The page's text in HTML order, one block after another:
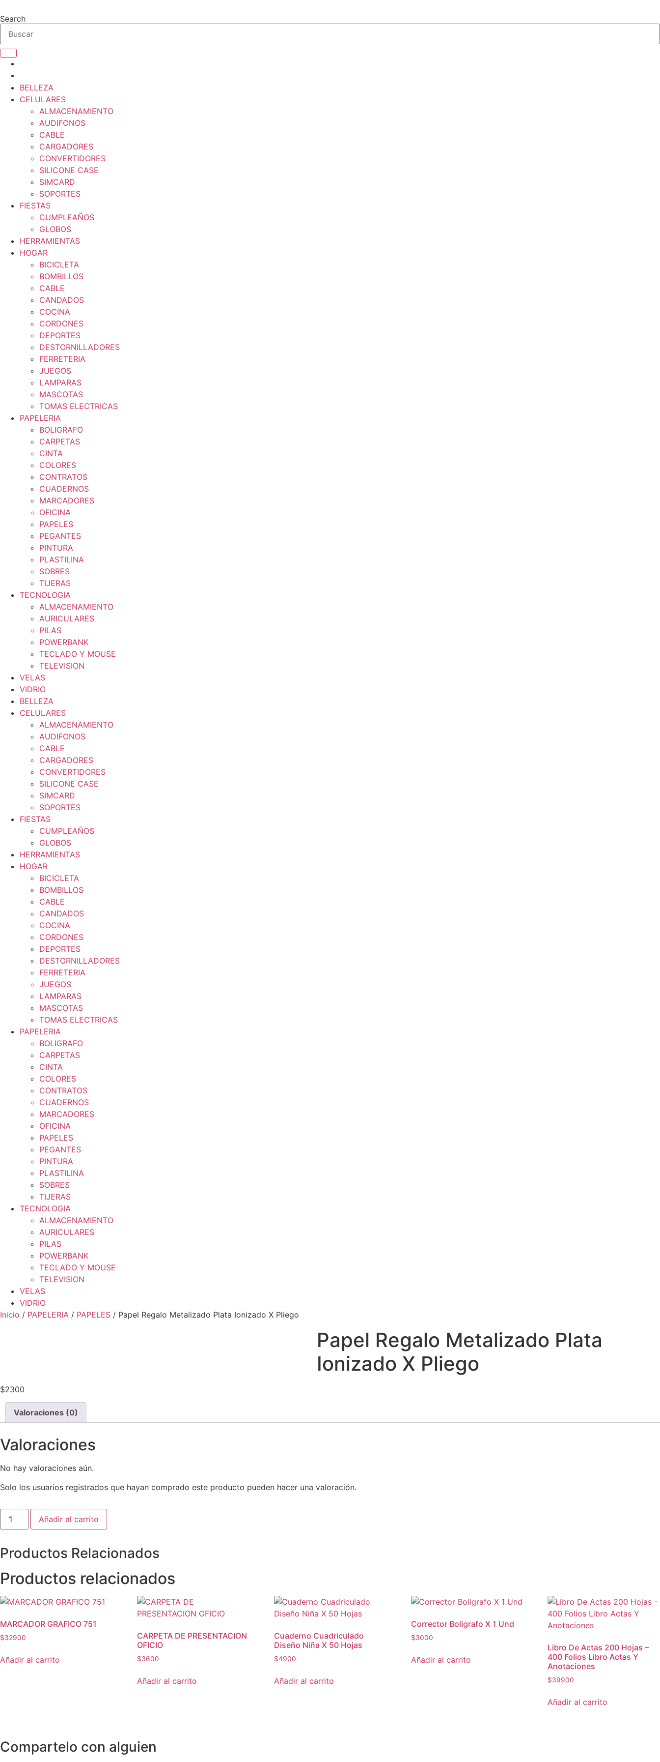
al
contenido
Search
BELLEZA
CELULARES
ALMACENAMIENTO
AUDIFONOS
CABLE
CARGADORES
CONVERTIDORES
SILICONE CASE
SIMCARD
SOPORTES
FIESTAS
CUMPLEAÑOS
GLOBOS
HERRAMIENTAS
HOGAR
BICICLETA
BOMBILLOS
CABLE
CANDADOS
COCINA
CORDONES
DEPORTES
DESTORNILLADORES
FERRETERIA
JUEGOS
LAMPARAS
MASCOTAS
TOMAS ELECTRICAS
PAPELERIA
BOLIGRAFO
CARPETAS
CINTA
COLORES
CONTRATOS
CUADERNOS
MARCADORES
OFICINA
PAPELES
PEGANTES
PINTURA
PLASTILINA
SOBRES
TIJERAS
TECNOLOGIA
ALMACENAMIENTO
AURICULARES
PILAS
POWERBANK
TECLADO Y MOUSE
TELEVISION
VELAS
VIDRIO
BELLEZA
CELULARES
ALMACENAMIENTO
AUDIFONOS
CABLE
CARGADORES
CONVERTIDORES
SILICONE CASE
SIMCARD
SOPORTES
FIESTAS
CUMPLEAÑOS
GLOBOS
HERRAMIENTAS
HOGAR
BICICLETA
BOMBILLOS
CABLE
CANDADOS
COCINA
CORDONES
DEPORTES
DESTORNILLADORES
FERRETERIA
JUEGOS
LAMPARAS
MASCOTAS
TOMAS ELECTRICAS
PAPELERIA
BOLIGRAFO
CARPETAS
CINTA
COLORES
CONTRATOS
CUADERNOS
MARCADORES
OFICINA
PAPELES
PEGANTES
PINTURA
PLASTILINA
SOBRES
TIJERAS
TECNOLOGIA
ALMACENAMIENTO
AURICULARES
PILAS
POWERBANK
TECLADO Y MOUSE
TELEVISION
VELAS
VIDRIO
Inicio / PAPELERIA / PAPELES / Papel Regalo Metalizado Plata Ionizado X Pliego
Papel Regalo Metalizado Plata
Ionizado X Pliego
$2300
Valoraciones (0)
Valoraciones
No hay valoraciones aún.
Solo los usuarios registrados que hayan comprado este producto pueden hacer una valoración.
Papel
Regalo
Metalizado
X
Pliego
Añadir al carrito
Productos Relacionados
Productos relacionados
MARCADOR GRAFICO 751
$32900
Añadir al carrito
CARPETA DE PRESENTACION
OFICIO
$3600
Añadir al carrito
Cuaderno Cuadriculado
Diseño Niña X 50 Hojas
$4900
Añadir al carrito
Corrector Boligrafo X 1 Und
$3000
Añadir al carrito
Libro De Actas 200 Hojas –
400 Folios Libro Actas Y
Anotaciones
$39900
Añadir al carrito
Compartelo con alguien